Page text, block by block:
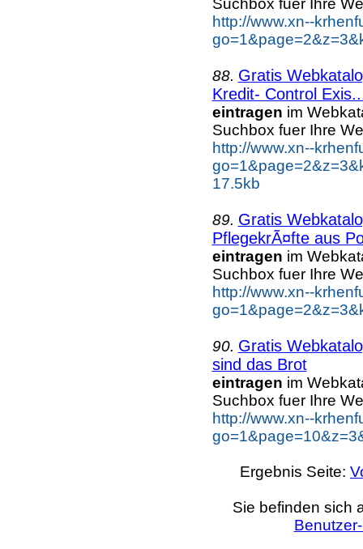
Suchbox fuer Ihre
http://www.xn--
88. Gratis
Kredit- Control
eintragen im
Suchbox fuer Ihre
http://www.xn--
17.5kb
89. Gratis
PflegekrÃ¤fte aus
eintragen im
Suchbox fuer Ihre
http://www.xn--
90. Gratis
sind das Brot
eintragen im
Suchbox fuer Ihre
http://www.xn--
Ergebnis Seite:
Sie befinden sich